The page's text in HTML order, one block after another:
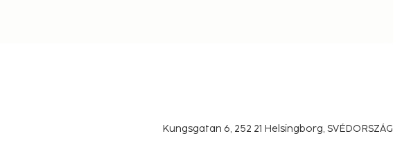
Kungsgatan 6, 252 21 Helsingborg, SVÉDORSZÁG